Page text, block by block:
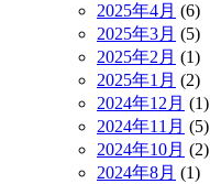
2025年4月 (6)
2025年3月 (5)
2025年2月 (1)
2025年1月 (2)
2024年12月 (1)
2024年11月 (5)
2024年10月 (2)
2024年8月 (1)